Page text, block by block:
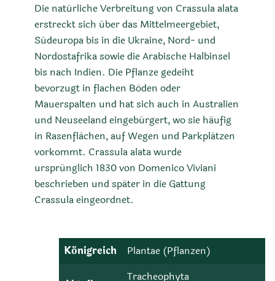
Die natürliche Verbreitung von Crassula alata
erstreckt sich über das Mittelmeergebiet,
Südeuropa bis in die Ukraine, Nord- und
Nordostafrika sowie die Arabische Halbinsel
bis nach Indien. Die Pflanze gedeiht
bevorzugt in flachen Böden oder
Mauerspalten und hat sich auch in Australien
und Neuseeland eingebürgert, wo sie häufig
in Rasenflächen, auf Wegen und Parkplätzen
vorkommt. Crassula alata wurde
ursprünglich 1830 von Domenico Viviani
beschrieben und später in die Gattung
Crassula eingeordnet.
Königreich Plantae (Pflanzen)
Tracheophyta